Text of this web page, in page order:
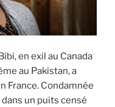
en exil au Canada
au Pakistan, a
France. Condamnée
un puits censé